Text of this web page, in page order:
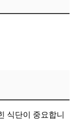
식단이 중요합니